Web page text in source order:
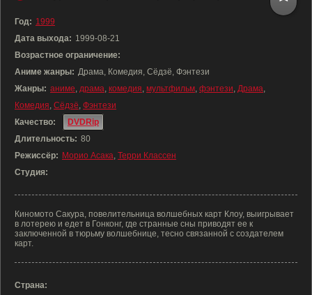
Год: 1999
Дата выхода: 1999-08-21
Возрастное ограничение:
Аниме жанры: Драма, Комедия, Сёдзё, Фэнтези
Жанры: аниме, драма, комедия, мультфильм, фэнтези, Драма,
Комедия, Сёдзё, Фэнтези
Качество:
DVDRip
Длительность: 80
Режиссёр: Морио Асака, Терри Классен
Студия:
Киномото Сакура, повелительница волшебных карт Клоу, выигрывает
в лотерею и едет в Гонконг, где странные сны приводят ее к
заключенной в тюрьму волшебнице, тесно связанной с создателем
карт.
Страна: